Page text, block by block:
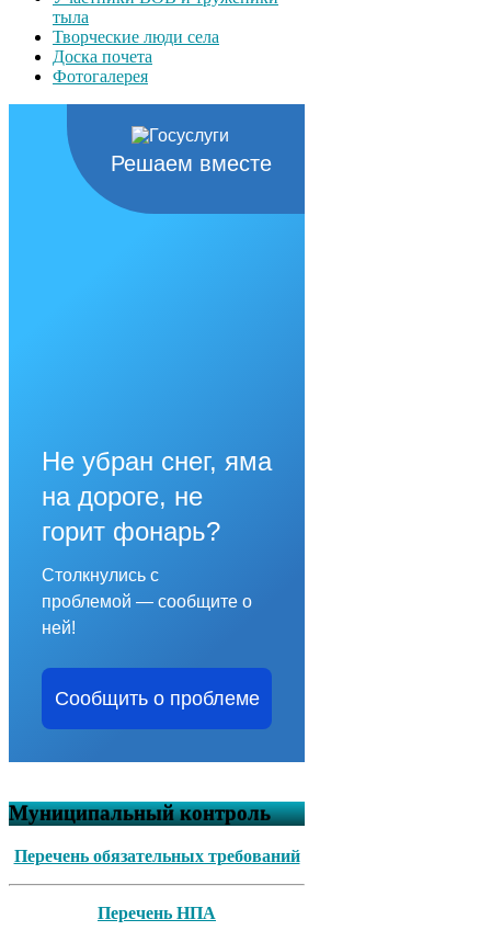
тыла
Творческие люди села
Доска почета
Фотогалерея
Решаем вместе
Не убран снег, яма
на дороге, не
горит фонарь?
Столкнулись с
проблемой — сообщите о
ней!
Сообщить о проблеме
Муниципальный контроль
Перечень обязательных требований
Перечень НПА